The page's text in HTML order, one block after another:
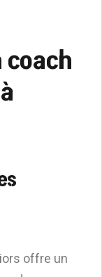
coach
offre un